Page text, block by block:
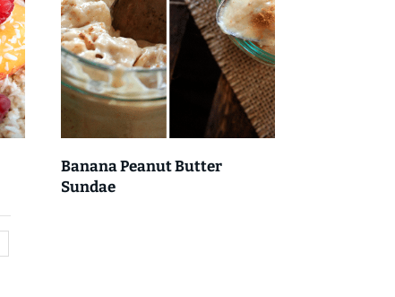
Banana Peanut Butter
Sundae